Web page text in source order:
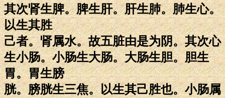
其次肾生脾。脾生肝。肝生肺。肺生心。
以生其胜
己者。肾属水。故五脏由是为阴。其次心
生小肠。小肠生大肠。大肠生胆。胆生
胃。胃生膀
胱。膀胱生三焦。以生其己胜也。小肠属